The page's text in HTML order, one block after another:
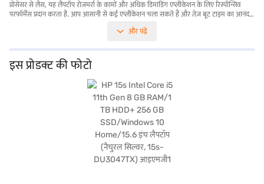
प्रोसेसर से लैस, यह लैपटॉप रोजमर्रा के कामों और अधिक डिमांडिंग एप्लीकेशन के लिए रिस्पॉन्सिव
परफॉर्मेंस प्रदान करता है. आप आसानी से कई एप्लीकेशन चला सकते हैं और तेज़ बूट टाइम का आनंद
विशाल 1 TB HDD के साथ. 15.6-inch स्क्रीन एक आकर्षक देखने का अनुभव प्रदान करती है, जो
लिए आदर्श है. Windows 10 होम के साथ पहले से इंस्टॉल, आपको सुरक्षित और यूज़र-फ्रेंडली
ऑपरेटिंग सिस्टम का लाभ मिलेगा. HP 15s छात्रों, प्रोफेशनल और on-the-go प्रोडक्टिविटी के लिए
भरोसेमंद मशीन की आवश्यकता वाले किसी भी व्यक्ति के लिए उपयुक्त एक वर्सेटाइल लैपटॉप है. आप
परफॉर्मेंस और पोर्टेबिलिटी के इस कॉम्बिनेशन के साथ अपने कंप्यूटिंग अनुभव को बेहतर बना सकते हैं.
अपनी खरीद को आसान बनाने के लिए, बजाज फाइनेंस पर विकल्पों को देखें या पार्टनर स्टोर पर जाएं,
जहां आप आसान ईएमआई का लाभ उठा सकते हैं.
और पढ़ें
इस प्रोडक्ट की फोटो